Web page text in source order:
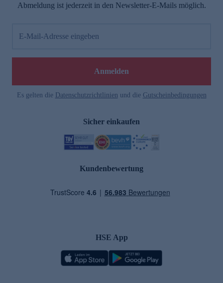
Abmeldung ist jederzeit in den Newsletter-E-Mails möglich.
E-Mail-Adresse eingeben
Anmelden
Es gelten die Datenschutzrichtlinien und die Gutscheinbedingungen
Sicher einkaufen
Kundenbewertung
HSE App